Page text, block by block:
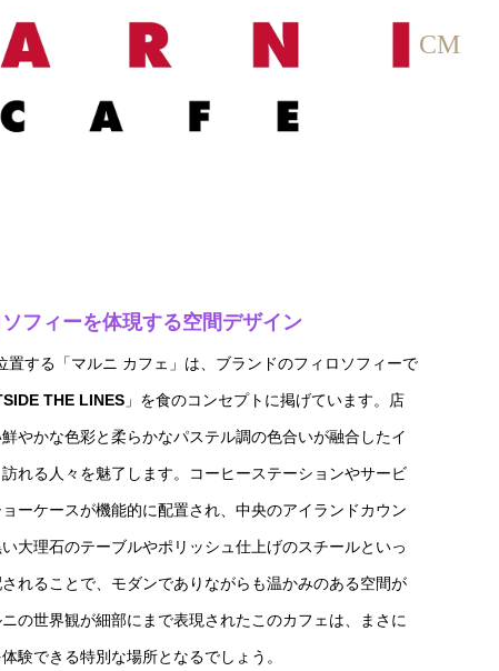
フィーを体現する空間デザイン
置する「マルニ カフェ」は、ブランドのフィロソフィーで
THE LINES 」を食のコンセプトに掲げています。店
やかな色彩と柔らかなパステル調の色合いが融合したイ
れる人々を魅了します。コーヒーステーションやサービ
ーケースが機能的に配置され、中央のアイランドカウン
大理石のテーブルやポリッシュ仕上げのスチールといっ
れることで、モダンでありながらも温かみのある空間が
の世界観が細部にまで表現されたこのカフェは、まさに
験できる特別な場所となるでしょう。
CM